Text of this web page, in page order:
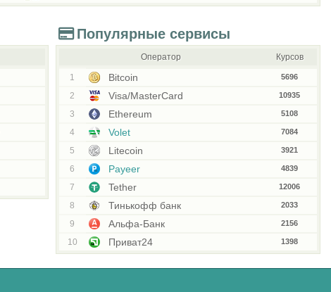
Популярные сервисы
Оператор Курсов
1 Bitcoin 5696
2 Visa/MasterCard 10935
3 Ethereum 5108
4 Volet 7084
5 Litecoin 3921
6 Payeer 4839
7 Tether 12006
8 Тинькофф банк 2033
9 Альфа-Банк 2156
10 Приват24 1398